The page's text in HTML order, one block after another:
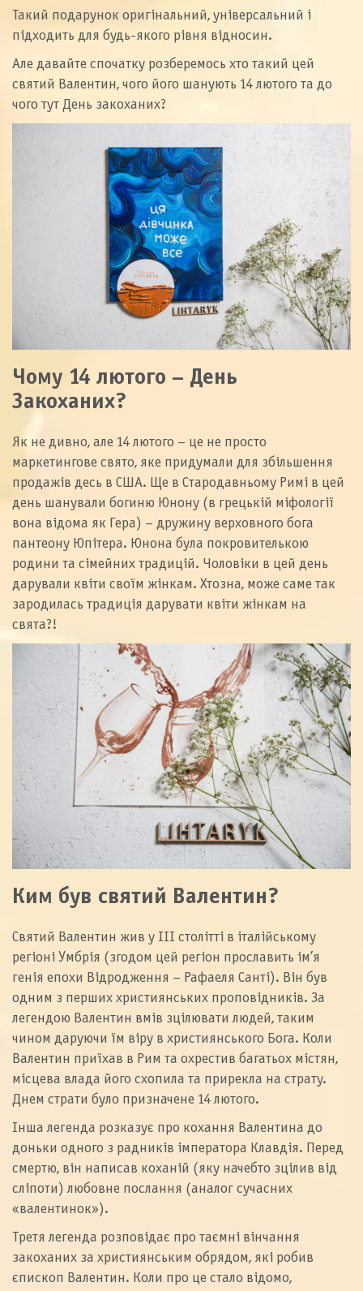
Такий подарунок оригінальний, універсальний і
підходить для будь-якого рівня відносин.
Але давайте спочатку розберемось хто такий цей
святий Валентин, чого його шанують 14 лютого та до
чого тут День закоханих?
Чому 14 лютого – День
Закоханих?
Як не дивно, але 14 лютого – це не просто
маркетингове свято, яке придумали для збільшення
продажів десь в США. Ще в Стародавньому Римі в цей
день шанували богиню Юнону (в грецькій міфології
вона відома як Гера) – дружину верховного бога
пантеону Юпітера. Юнона була покровителькою
родини та сімейних традицій. Чоловіки в цей день
дарували квіти своїм жінкам. Хтозна, може саме так
зародилась традиція дарувати квіти жінкам на
свята?!
Ким був святий Валентин?
Святий Валентин жив у ІІІ столітті в італійському
регіоні Умбрія (згодом цей регіон прославить ім’я
генія епохи Відродження – Рафаеля Санті). Він був
одним з перших християнських проповідників. За
легендою Валентин вмів зцілювати людей, таким
чином даруючи їм віру в християнського Бога. Коли
Валентин приїхав в Рим та охрестив багатьох містян,
місцева влада його схопила та прирекла на страту.
Днем страти було призначене 14 лютого.
Інша легенда розказує про кохання Валентина до
доньки одного з радників імператора Клавдія. Перед
смертю, він написав коханій (яку начебто зцілив від
сліпоти) любовне послання (аналог сучасних
«валентинок»).
Третя легенда розповідає про таємні вінчання
закоханих за християнським обрядом, які робив
єпископ Валентин. Коли про це стало відомо,